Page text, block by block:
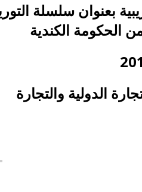
بعنوان سلسلة
الحكومة الكندية
الدولية والتجارة